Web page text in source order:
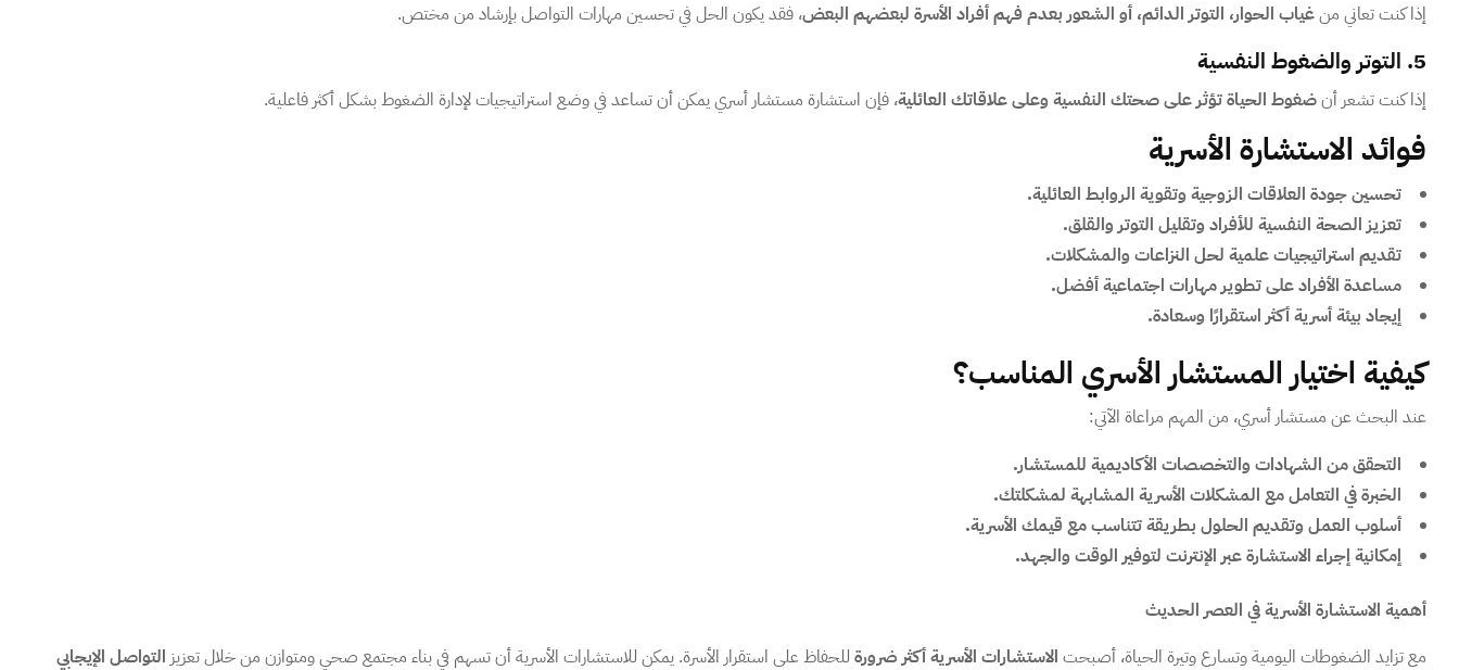
إذا كنت تعاني منغياب الحوار، التوتر الدائم، أو الشعور بعدم فهم أفراد الأسرة لبعضهم البعض، فقد يكون الحل في تحسين مهارات التواصل بإرشاد من مختص.
5. التوتر والضغوط النفسية
إذا كنت تشعر أنضغوط الحياة تؤثر على صحتك النفسية وعلى علاقاتك العائلية، فإن استشارة مستشار أسري يمكن أن تساعد في وضع استراتيجيات لإدارة الضغوط بشكل أكثر فاعلية.
فوائد الاستشارة الأسرية
تحسين جودة العلاقات الزوجية وتقوية الروابط العائلية.
تعزيز الصحة النفسية للأفراد وتقليل التوتر والقلق.
تقديم استراتيجيات علمية لحل النزاعات والمشكلات.
مساعدة الأفراد على تطوير مهارات اجتماعية أفضل.
إيجاد بيئة أسرية أكثر استقرارًا وسعادة.
كيفية اختيار المستشار الأسري المناسب؟
عند البحث عن مستشار أسري، من المهم مراعاة الآتي:
التحقق من الشهادات والتخصصات الأكاديمية للمستشار.
الخبرة في التعامل مع المشكلات الأسرية المشابهة لمشكلتك.
أسلوب العمل وتقديم الحلول بطريقة تتناسب مع قيمك الأسرية.
إمكانية إجراء الاستشارة عبر الإنترنت لتوفير الوقت والجهد.
أهمية الاستشارة الأسرية في العصر الحديث
مع تزايد الضغوطات اليومية وتسارع وتيرة الحياة، أصبحت الاستشارات الأسرية أكثر ضرورة للحفاظ على استقرار الأسرة. يمكن للاستشارات الأسرية أن تسهم في بناء مجتمع صحي ومتوازن من خلال تعزيز التواصل الإيجابي